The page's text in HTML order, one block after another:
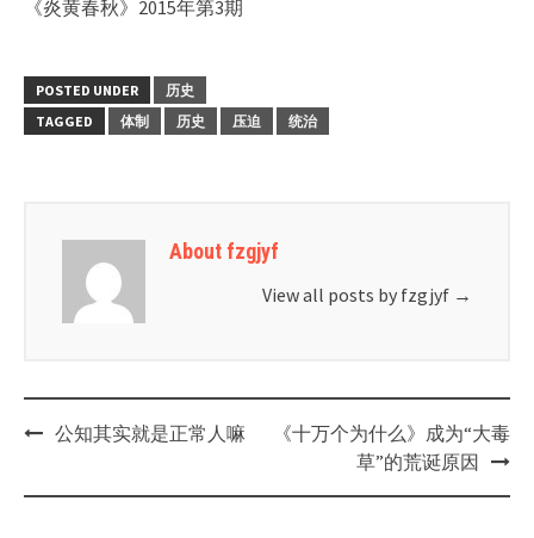
《炎黄春秋》2015年第3期
POSTED UNDER
历史
TAGGED
体制 历史 压迫 统治
About fzgjyf
View all posts by fzgjyf →
Post公知其实就是正常人嘛
《十万个为什么》成为“大毒
草”的荒诞原因